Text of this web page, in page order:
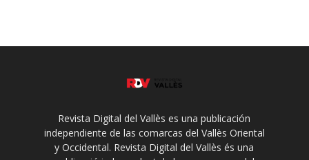
Revista Digital del Vallès es una publicación
independiente de las comarcas del Vallès Oriental
y Occidental. Revista Digital del Vallès és una